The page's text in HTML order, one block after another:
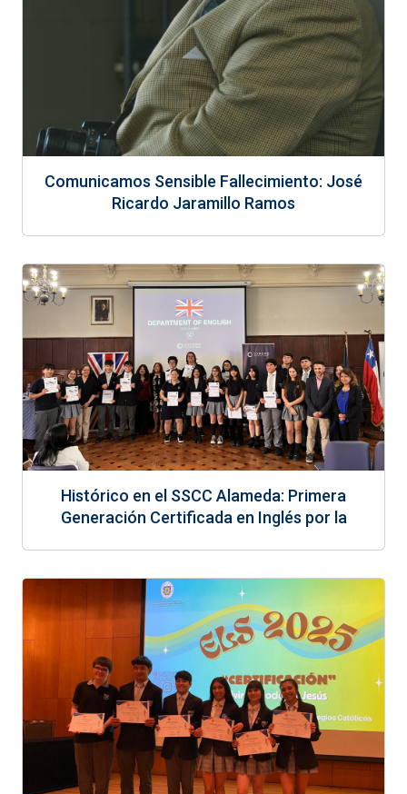
Comunicamos Sensible Fallecimiento: José
Ricardo Jaramillo Ramos
Histórico en el SSCC Alameda: Primera
Generación Certificada en Inglés por la